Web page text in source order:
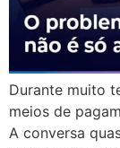
Durante muito
meios de
A conversa